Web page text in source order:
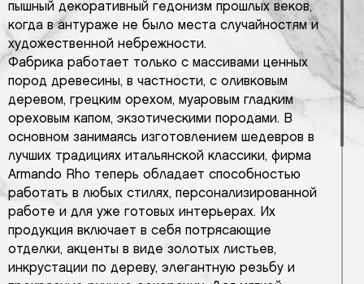
пышный декоративный гедонизм прошлых веков,
когда в антураже не было места случайностям и
художественной небрежности.
Фабрика работает только с массивами ценных
пород древесины, в частности, с оливковым
деревом, грецким орехом, муаровым гладким
ореховым капом, экзотическими породами. В
основном занимаясь изготовлением шедевров в
лучших традициях итальянской классики, фирма
Armando Rho теперь обладает способностью
работать в любых стилях, персонализированной
работе и для уже готовых интерьерах. Их
продукция включает в себя потрясающие
отделки, акценты в виде золотых листьев,
инкрустации по дереву, элегантную резьбу и